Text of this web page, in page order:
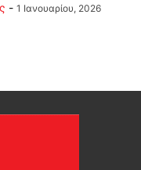
- 1 Ιανουαρίου, 2026